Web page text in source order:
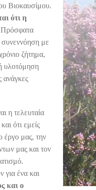
Βιοκαυσίμου.
ότι η
Πρόσφατα
με
ζήτημα,
υλοτόμηση
ανάγκες
η τελευταία
ότι εμείς
έργο μας, την
μας και τον
ένα και
και ο